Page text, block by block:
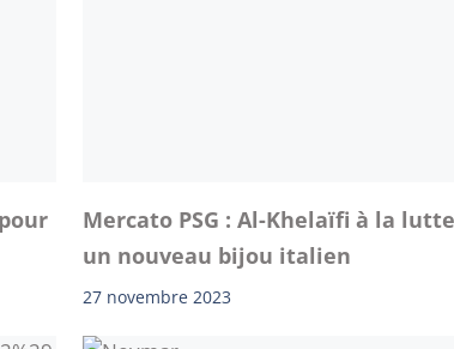
Mercato PSG : Al-Khelaïfi à la
un nouveau bijou italien
27 novembre 2023